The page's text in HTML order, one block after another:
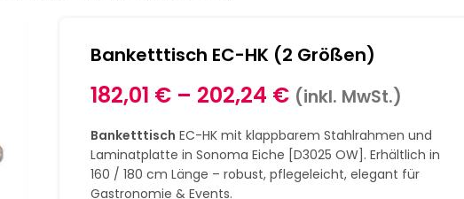
Banketttisch EC-HK (2 Größen)
182,01 € – 202,24 € (inkl. MwSt.)
Banketttisch EC-HK mit klappbarem Stahlrahmen und
Laminatplatte in Sonoma Eiche [D3025 OW]. Erhältlich in
160 / 180 cm Länge – robust, pflegeleicht, elegant für
Gastronomie & Events.